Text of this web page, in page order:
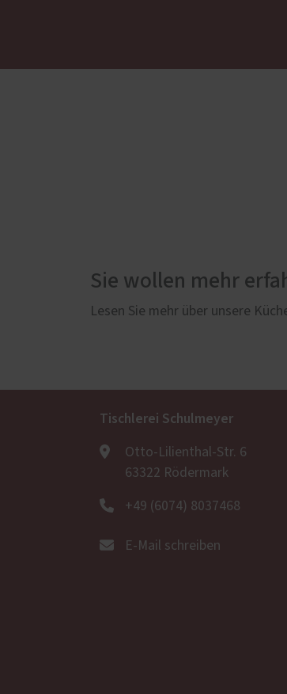
Sie wollen mehr
Lesen Sie mehr über unsere
Tischlerei Schulmeyer
Otto-Lilienthal-Str. 6
63322 Rödermark
+49 (6074) 8037468
E-Mail schreiben